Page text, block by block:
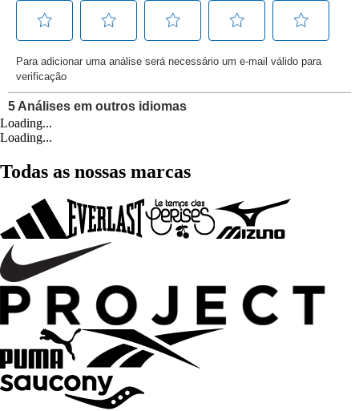
Loading...
Loading...
Todas as nossas marcas